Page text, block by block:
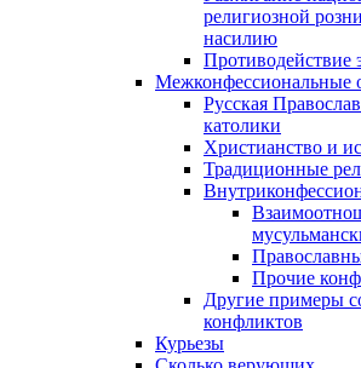
религиозной
насилию
Противодействие
Межконфессиональные
Русская
католики
Христианство и
Традиционные
Прочие
Другие примеры
конфликтов
Курьезы